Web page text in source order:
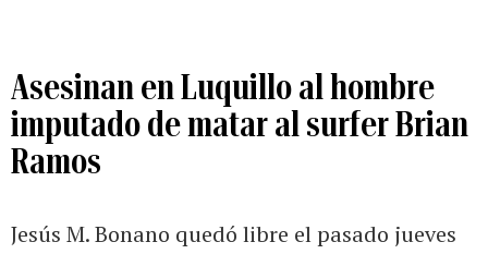
Asesinan en Luquillo al hombre
imputado de matar al surfer Brian
Ramos
Jesús M. Bonano quedó libre el pasado jueves